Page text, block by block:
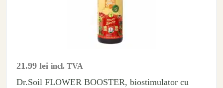
21.99 lei incl. TVA
Dr.Soil FLOWER BOOSTER, biostimulator cu